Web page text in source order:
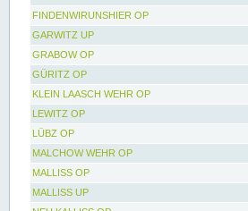
FINDENWIRUNSHIER OP
GARWITZ UP
GRABOW OP
GÜRITZ OP
KLEIN LAASCH WEHR OP
LEWITZ OP
LÜBZ OP
MALCHOW WEHR OP
MALLISS OP
MALLISS UP